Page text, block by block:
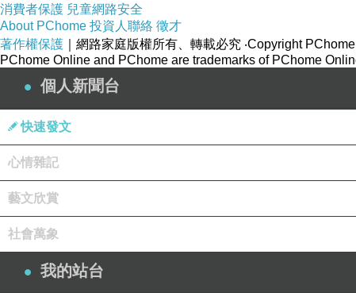
消費者保護 兒童網路安全
About PChome 投資人聯絡 徵才
著作權保護 ｜網路家庭版權所有、轉載必究 ‧Copyright
PChome Online and PChome are trademarks of PChome
個人新聞台
快速發文
心情雜記
藝文欣賞
社會萬象
我的站台